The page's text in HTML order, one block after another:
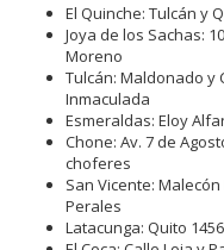
El Quinche: Tulcán y
Joya de los Sachas:
Moreno
Tulcán: Maldonado y
Inmaculada
Esmeraldas: Eloy
Chone: Av. 7 de
choferes
San Vicente:
Perales
Latacunga: Quito